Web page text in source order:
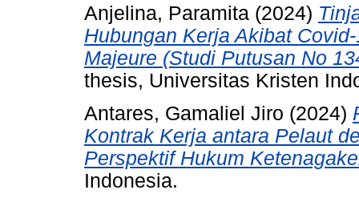
Anjelina, Paramita (2024)
Hubungan Kerja Akibat
Majeure (Studi Putusan No
thesis, Universitas Kristen
Antares, Gamaliel Jiro (2024)
Kontrak Kerja antara Pelaut
Perspektif Hukum
Indonesia.